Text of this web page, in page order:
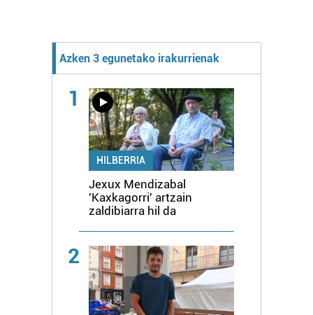
Azken 3 egunetako irakurrienak
1
HILBERRIA
Jexux Mendizabal
'Kaxkagorri' artzain
zaldibiarra hil da
2